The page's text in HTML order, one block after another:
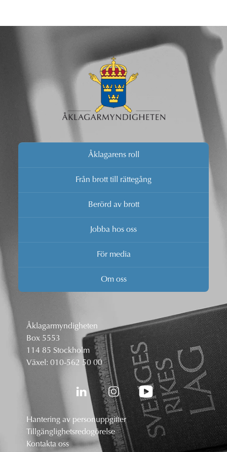
Åklagarens roll
Från brott till rättegång
Berörd av brott
Jobba hos oss
För media
Om oss
Åklagarmyndigheten
Box 5553
114 85 Stockholm
Växel: 010-562 50 00
Hantering av personuppgifter
Tillgänglighetsredogörelse
Kontakta oss